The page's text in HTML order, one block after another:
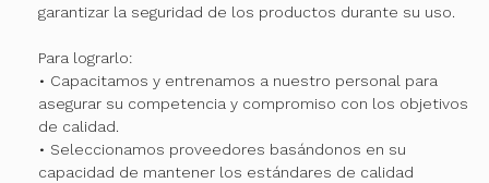
garantizar la seguridad de los productos durante su uso.
Para lograrlo:
• Capacitamos y entrenamos a nuestro personal para
asegurar su competencia y compromiso con los objetivos
de calidad.
• Seleccionamos proveedores basándonos en su
capacidad de mantener los estándares de calidad